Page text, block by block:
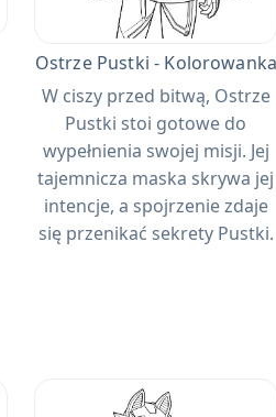
Ostrze Pustki - Kolorowanka
W ciszy przed bitwą, Ostrze
Pustki stoi gotowe do
wypełnienia swojej misji. Jej
tajemnicza maska ​​skrywa jej
intencje, a spojrzenie zdaje
się przenikać sekrety Pustki.